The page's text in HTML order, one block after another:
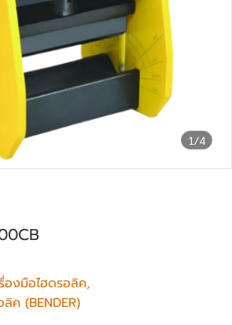
1/4
องมือไฮดรอลิค,
ค (BENDER)